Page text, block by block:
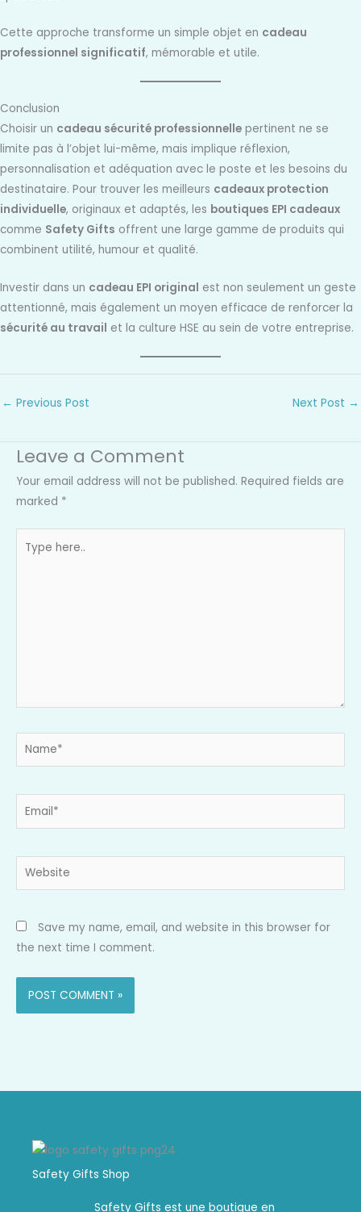
Cette approche transforme un simple objet en cadeau
professionnel significatif, mémorable et utile.
Conclusion
Choisir un cadeau sécurité professionnelle pertinent ne se
limite pas à l’objet lui-même, mais implique réflexion,
personnalisation et adéquation avec le poste et les besoins du
destinataire. Pour trouver les meilleurs cadeaux protection
individuelle, originaux et adaptés, les boutiques EPI cadeaux
comme Safety Gifts offrent une large gamme de produits qui
combinent utilité, humour et qualité.
Investir dans un cadeau EPI original est non seulement un geste
attentionné, mais également un moyen efficace de renforcer la
sécurité au travail et la culture HSE au sein de votre entreprise.
← Previous Post Next Post →
Leave a Comment
Your email address will not be published. Required fields are
marked *
here..
Name*
Email*
Website
Save my name, email, and website in this browser for
the next time I comment.
Safety Gifts Shop
Safety Gifts est une boutique en